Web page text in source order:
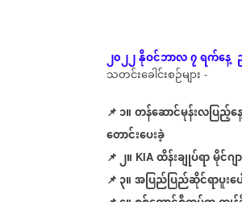
၂၀၂၂နိုဝင်ဘာလ၇ရက်နေ့
သတင်းခေါင်းစဉ်များ -
📌 ၁။တန်ဆောင်မုန်းလပြည့်နေ့
တောင်းပေးခဲ့
📌၂။ KIA ထိန်းချုပ်ရာမိုင်ဂ
📌၃။အပြည်ပြည်ဆိုင်ရာပူးပ